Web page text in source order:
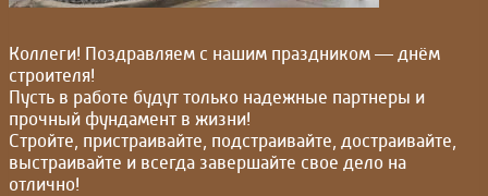
Коллеги! Поздравляем с нашим праздником — днём
строителя!
Пусть в работе будут только надежные партнеры и
прочный фундамент в жизни!
Стройте, пристраивайте, подстраивайте, достраивайте,
выстраивайте и всегда завершайте свое дело на
отлично!